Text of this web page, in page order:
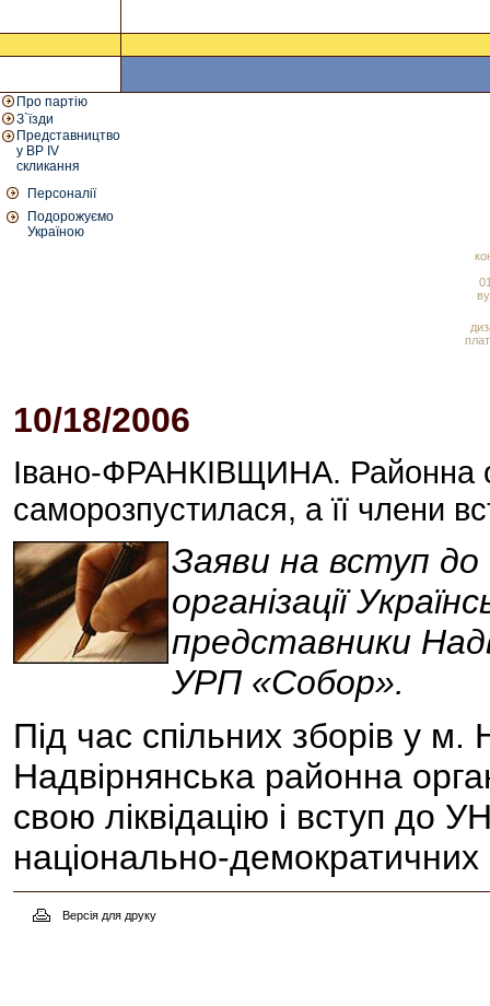
Про партію
З`їзди
Представництво
у ВР IV
скликання
Персоналії
Подорожуємо
Україною
10/18/2006
Івано-ФРАНКІВЩИНА. Районна
саморозпустилася, а її члени
Заяви на вступ до
організації
представники
УРП «Собор».
Під час спільних зборів у
Надвірнянська районна
свою ліквідацію і вступ до
національно-демократичних
Версія для друку